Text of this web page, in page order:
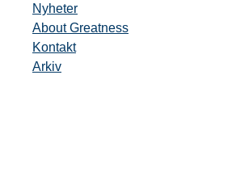
Nyheter
About Greatness
Kontakt
Arkiv